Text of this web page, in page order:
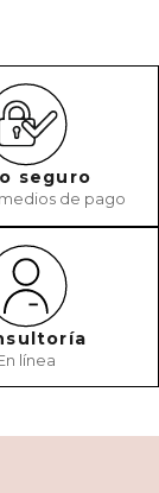
seguro
de pago
línea